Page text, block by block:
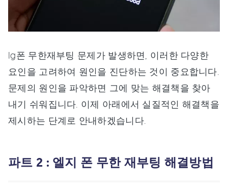
lg폰 무한재부팅 문제가 발생하면, 이러한 다양한
요인을 고려하여 원인을 진단하는 것이 중요합니다.
문제의 원인을 파악하면 그에 맞는 해결책을 찾아
내기 쉬워집니다. 이제 아래에서 실질적인 해결책을
제시하는 단계로 안내하겠습니다.
파트 2 : 엘지 폰 무한 재부팅 해결방법